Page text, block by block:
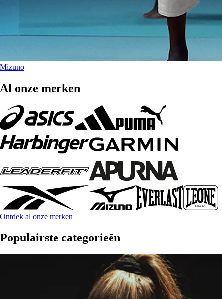
Mizuno
Al onze merken
Ontdek al onze merken
Populairste categorieën